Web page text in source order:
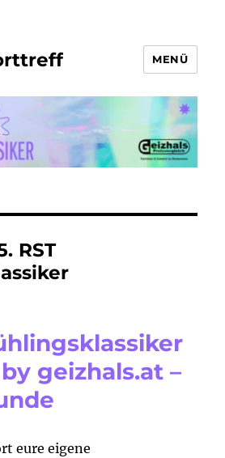
MENÜ
RST
geizhals.at –
eure eigene